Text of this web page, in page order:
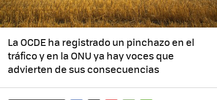
La OCDE ha registrado un pinchazo en el
tráfico y en la ONU ya hay voces que
advierten de sus consecuencias